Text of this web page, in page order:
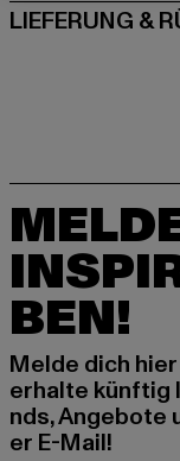
LIEFERUNG &
BEN!
Melde dich
erhalte künftig
nds, Angebote
er E-Mail!